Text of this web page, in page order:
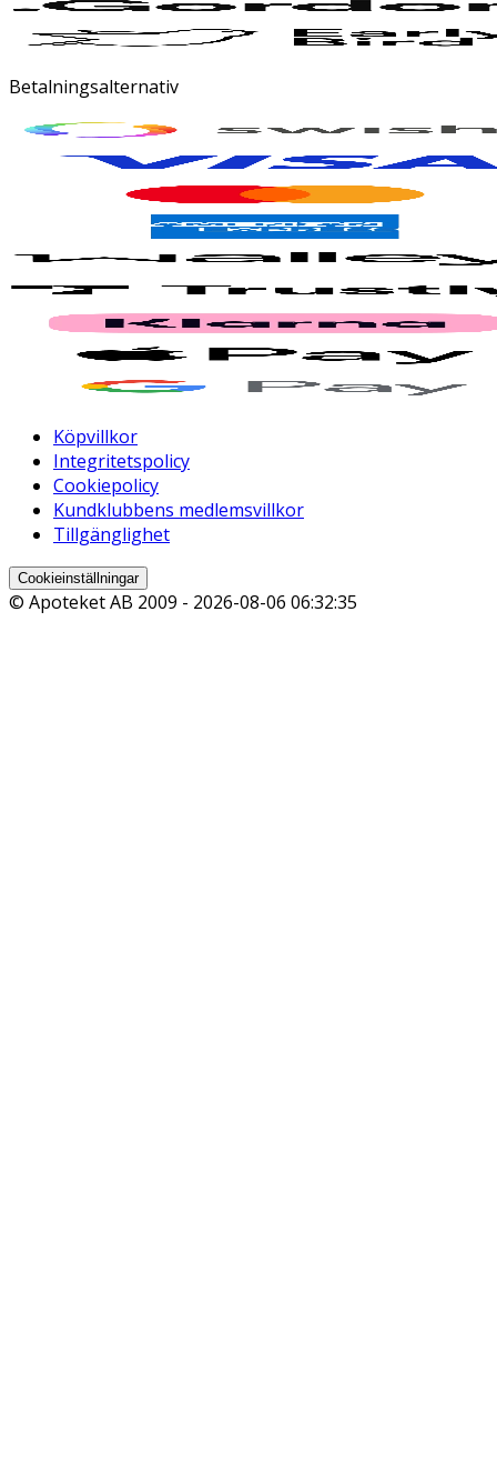
Betalningsalternativ
Köpvillkor
Integritetspolicy
Cookiepolicy
Kundklubbens medlemsvillkor
Tillgänglighet
Cookieinställningar
© Apoteket AB 2009 - 2026-08-06 06:32:35